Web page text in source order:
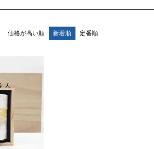
価格が高い順 新着順 定番順